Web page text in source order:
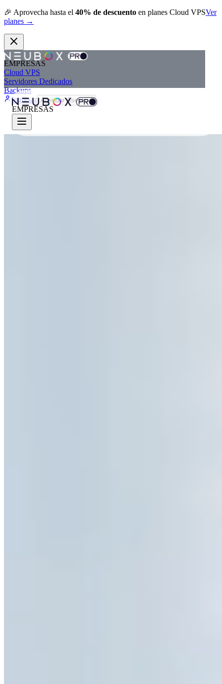
🎉 Aprovecha hasta el 40% de descuento en planes Cloud VPSVer
planes →
EMPRESAS
Cloud VPS
Servidores Dedicados
Backups
Ingresar Agendar Asesoría
EMPRESAS